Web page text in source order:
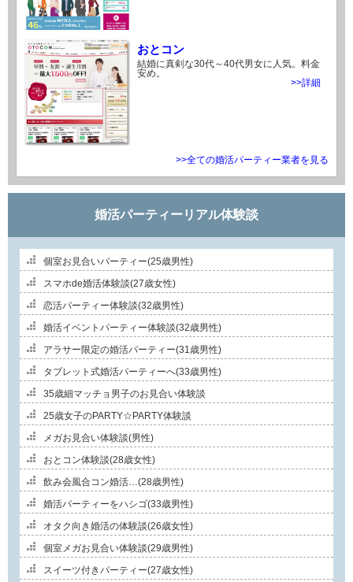
おとコン
結婚に真剣な30代～40代男女に人気。料金
安め。
>>詳細
>>全ての婚活パーティー業者を見る
婚活パーティーリアル体験談
個室お見合いパーティー(25歳男性)
スマホde婚活体験談(27歳女性)
恋活パーティー体験談(32歳男性)
婚活イベントパーティー体験談(32歳男性)
アラサー限定の婚活パーティー(31歳男性)
タブレット式婚活パーティーへ(33歳男性)
35歳細マッチョ男子のお見合い体験談
25歳女子のPARTY☆PARTY体験談
メガお見合い体験談(男性)
おとコン体験談(28歳女性)
飲み会風合コン婚活…(28歳男性)
婚活パーティーをハシゴ(33歳男性)
オタク向き婚活の体験談(26歳女性)
個室メガお見合い体験談(29歳男性)
スイーツ付きパーティー(27歳女性)